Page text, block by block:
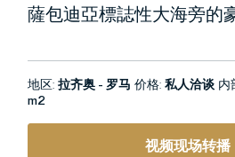
薩包迪亞標誌性大海旁的
地区:拉齐奥 - 罗马 价格:私人洽谈 内
m2
视频现场转播